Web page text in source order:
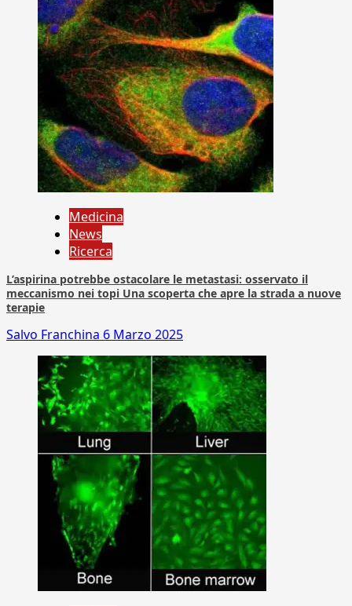
Medicina
News
Ricerca
L’aspirina potrebbe ostacolare le metastasi: osservato il
meccanismo nei topi Una scoperta che apre la strada a nuove
terapie
Salvo Franchina 6 Marzo 2025